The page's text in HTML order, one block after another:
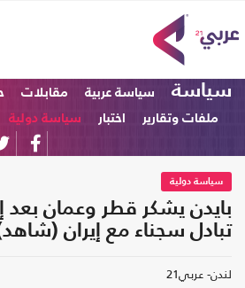
سياسة سياسة عربية مقابلات
ملفات وتقارير
اختبار سياسة دولية
سياسة دولية
بايدن يشكر قطر وعمان
تبادل سجناء مع إيران
لندن- عربي21